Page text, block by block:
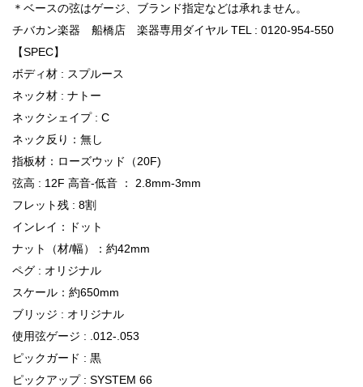
＊ベースの弦はゲージ、ブランド指定などは承れません。
チバカン楽器 船橋店 楽器専用ダイヤル TEL : 0120-954-550
【SPEC】
ボディ材 : スプルース
ネック材 : ナトー
ネックシェイプ : C
ネック反り：無し
指板材：ローズウッド（20F)
弦高 : 12F 高音-低音 ： 2.8mm-3mm
フレット残 : 8割
インレイ：ドット
ナット（材/幅）：約42mm
ペグ : オリジナル
スケール：約650mm
ブリッジ : オリジナル
使用弦ゲージ : .012-.053
ピックガード : 黒
ピックアップ : SYSTEM 66